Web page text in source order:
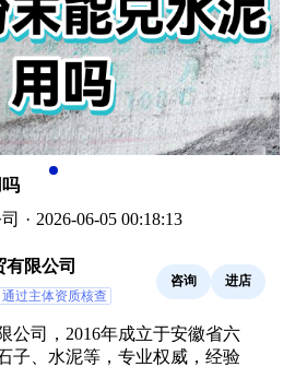
· 2026-06-05 00:18:13
限公司
通过主体资质核查
咨询 进店
公司，2016年成立于安徽省六
子、水泥等，专业权威，经验